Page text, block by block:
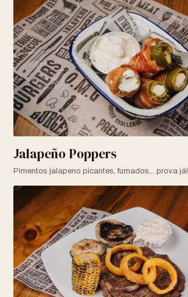
Jalapeño Poppers
Pimentos jalapeno picantes, fumados... prova já!